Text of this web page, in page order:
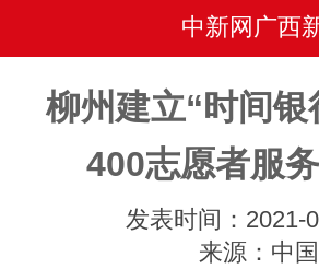
中新网广西
柳州建立“时间
400志愿者服
发表时间：2021-
来源：中